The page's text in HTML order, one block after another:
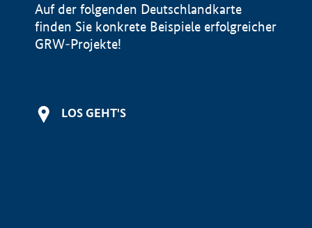
Auf der folgenden Deutschlandkarte
finden Sie konkrete Beispiele erfolgreicher
GRW-Projekte!
LOS GEHT'S